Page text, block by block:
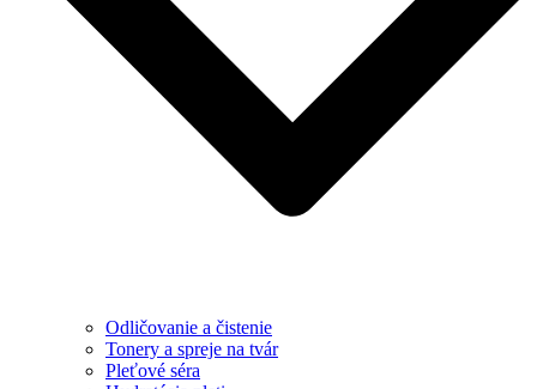
Odličovanie a čistenie
Tonery a spreje na tvár
Pleťové séra